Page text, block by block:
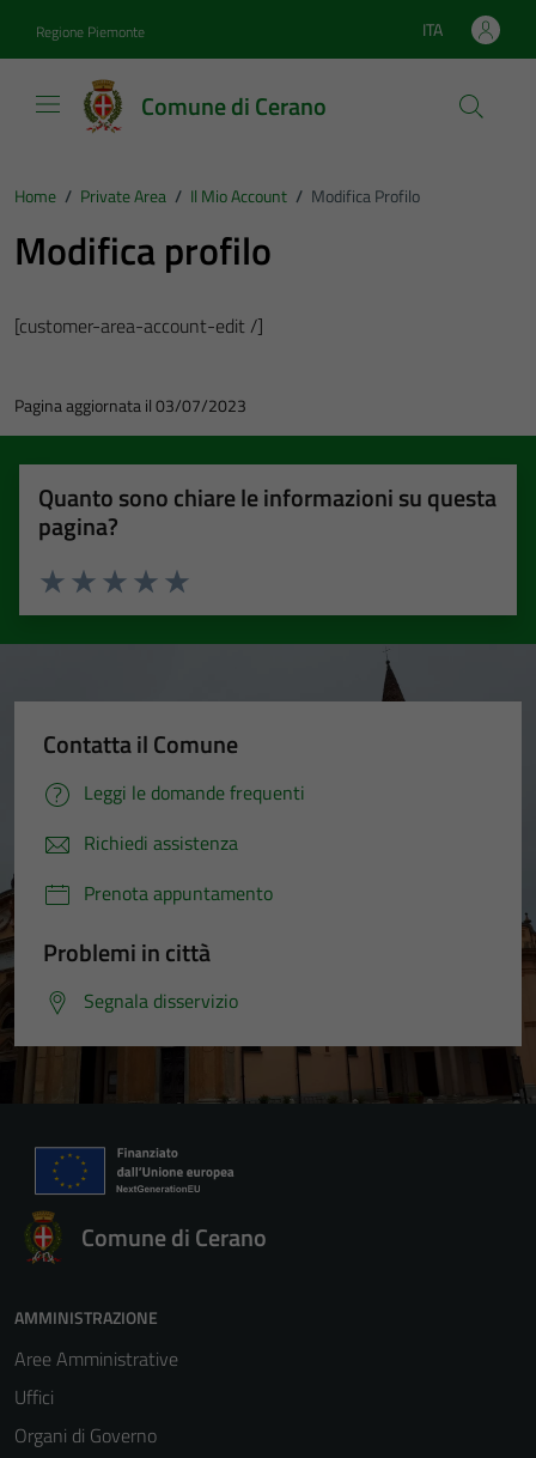
Regione Piemonte Lingua attiva:
ITA
Comune di Cerano
Home / Private Area / Il Mio Account / Modifica Profilo
Modifica profilo
[customer-area-account-edit /]
Pagina aggiornata il 03/07/2023
Quanto sono chiare le informazioni su questa
pagina?
Valuta 5 stelle su 5
Valuta 4 stelle su 5
Valuta 3 stelle su 5
Valuta 2 stelle su 5
Valuta 1 stelle su 5
Contatta il Comune
Leggi le domande frequenti
Richiedi assistenza
Prenota appuntamento
Problemi in città
Segnala disservizio
Comune di Cerano
AMMINISTRAZIONE
Aree Amministrative
Uffici
Organi di Governo